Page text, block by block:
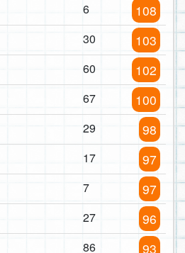
6 108
30 103
60 102
67 100
29 98
17 97
7 97
27 96
86 93